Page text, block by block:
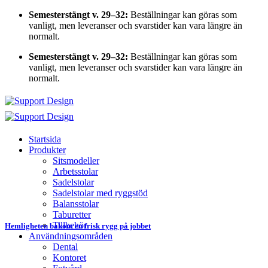
Skip
content
Semesterstängt v. 29–32: Beställningar kan göras som
vanligt, men leveranser och svarstider kan vara längre än
normalt.
Semesterstängt v. 29–32: Beställningar kan göras som
vanligt, men leveranser och svarstider kan vara längre än
normalt.
Startsida
Produkter
Sitsmodeller
Arbetsstolar
Sadelstolar
Sadelstolar med ryggstöd
Balansstolar
Taburetter
Tillbehör
Användningsområden
Dental
Kontoret
Hemligheten bakom en frisk rygg på jobbet